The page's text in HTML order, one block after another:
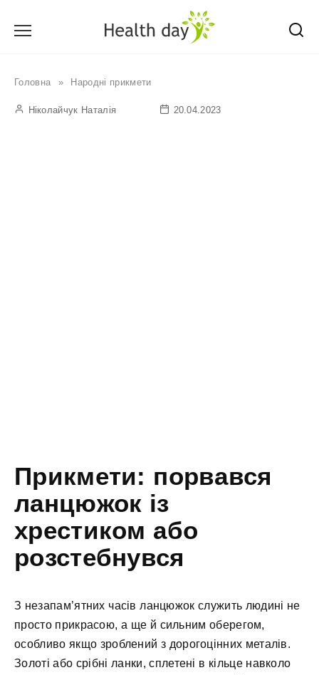
Головна » Народні прикмети
Ніколайчук Наталія 20.04.2023
Прикмети: порвався
ланцюжок із
хрестиком або
розстебнувся
З незапам’ятних часів ланцюжок служить людині не
просто прикрасою, а ще й сильним оберегом,
особливо якщо зроблений з дорогоцінних металів.
Золоті або срібні ланки, сплетені в кільце навколо